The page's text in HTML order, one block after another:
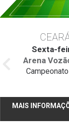
Sexta-
Arena
MAIS